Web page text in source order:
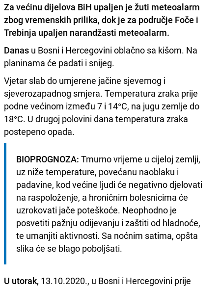
Za većinu dijelova BiH upaljen je žuti meteoalarm
zbog vremenskih prilika, dok je za područje Foče i
Trebinja upaljen narandžasti meteoalarm.
Danas u Bosni i Hercegovini oblačno sa kišom. Na
planinama će padati i snijeg.
Vjetar slab do umjerene jačine sjevernog i
sjeverozapadnog smjera. Temperatura zraka prije
podne većinom između 7 i 14°C, na jugu zemlje do
18°C. U drugoj polovini dana temperatura zraka
postepeno opada.
BIOPROGNOZA: Tmurno vrijeme u cijeloj zemlji,
uz niže temperature, povećanu naoblaku i
padavine, kod većine ljudi će negativno djelovati
na raspoloženje, a hroničnim bolesnicima će
uzrokovati jače poteškoće. Neophodno je
posvetiti pažnju odijevanju i zaštiti od hladnoće,
te umanjiti aktivnosti. Sa noćnim satima, opšta
slika će se blago poboljšati.
U utorak, 13.10.2020., u Bosni i Hercegovini prije